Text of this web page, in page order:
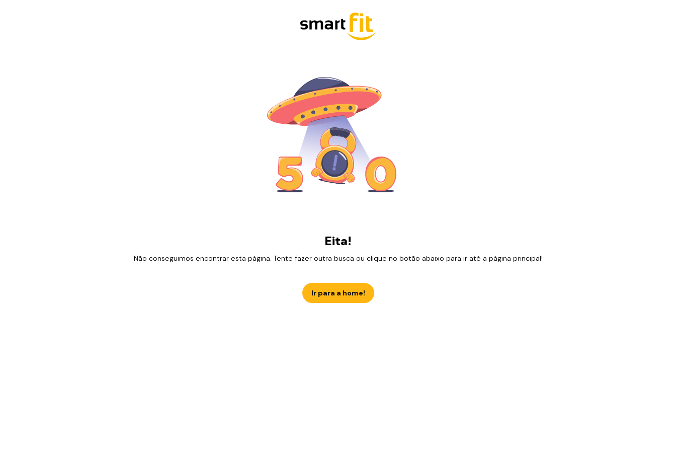
Eita!
Não conseguimos encontrar esta página. Tente fazer outra busca ou clique no botão abaixo para ir até a página principal!
Ir para a home!